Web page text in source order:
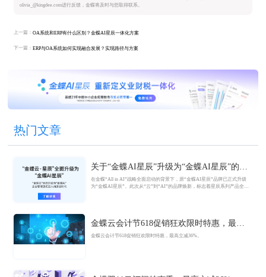
olivia_@kingdee.com进行反馈，金蝶将及时与您取得联系。
上一篇：OA系统和ERP有什么区别？金蝶AI星辰一体化方案
下一篇：ERP与OA系统如何实现融合发展？实现路径与方案
热门文章
关于“金蝶AI星辰”升级为“金蝶AI星辰”的官
方公告
在金蝶“All in AI”战略全面启动的背景下，原“金蝶AI星辰”品牌已正式升级
为“金蝶AI星辰”。此次从“云”到“AI”的品牌焕新，标志着星辰系列产品全面
金蝶云会计节618促销狂欢限时特惠，最高
立减36%
金蝶云会计节618促销狂欢限时特惠，最高立减36%。